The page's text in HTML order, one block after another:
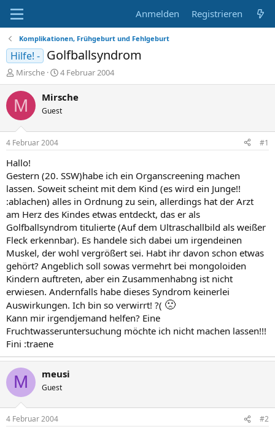
Anmelden Registrieren
Komplikationen, Frühgeburt und Fehlgeburt
Hilfe! - Golfballsyndrom
E
r
s
t
l
e
r
Mirsche
E
r
s
e
t
m
4 Februar 2004
M Mirsche
Guest
4 Februar 2004 #1
Hallo!
Gestern (20. SSW)habe ich ein Organscreening machen
lassen. Soweit scheint mit dem Kind (es wird ein Junge!!
:ablachen) alles in Ordnung zu sein, allerdings hat der Arzt
am Herz des Kindes etwas entdeckt, das er als
Golfballsyndrom titulierte (Auf dem Ultraschallbild als weißer
Fleck erkennbar). Es handele sich dabei um irgendeinen
Muskel, der wohl vergrößert sei. Habt ihr davon schon etwas
gehört? Angeblich soll sowas vermehrt bei mongoloiden
Kindern auftreten, aber ein Zusammenhabng ist nicht
erwiesen. Andernfalls habe dieses Syndrom keinerlei
Auswirkungen. Ich bin so verwirrt! ?( 🙁
Kann mir irgendjemand helfen? Eine
Fruchtwasseruntersuchung möchte ich nicht machen lassen!!!
Fini :traene
M meusi
Guest
4 Februar 2004 #2